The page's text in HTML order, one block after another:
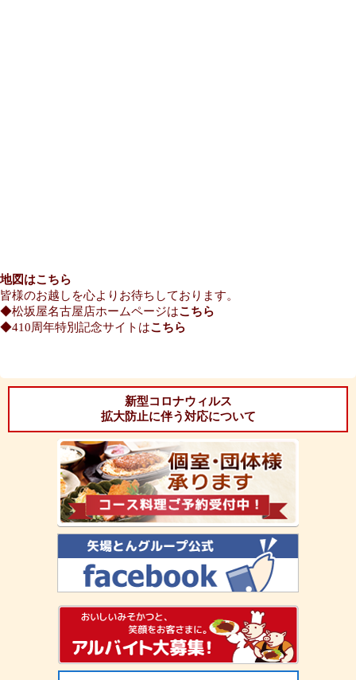
地図はこちら
皆様のお越しを心よりお待ちしております。
◆松坂屋名古屋店ホームページはこちら
◆410周年特別記念サイトはこちら
新型コロナウィルス
拡大防止に伴う対応について